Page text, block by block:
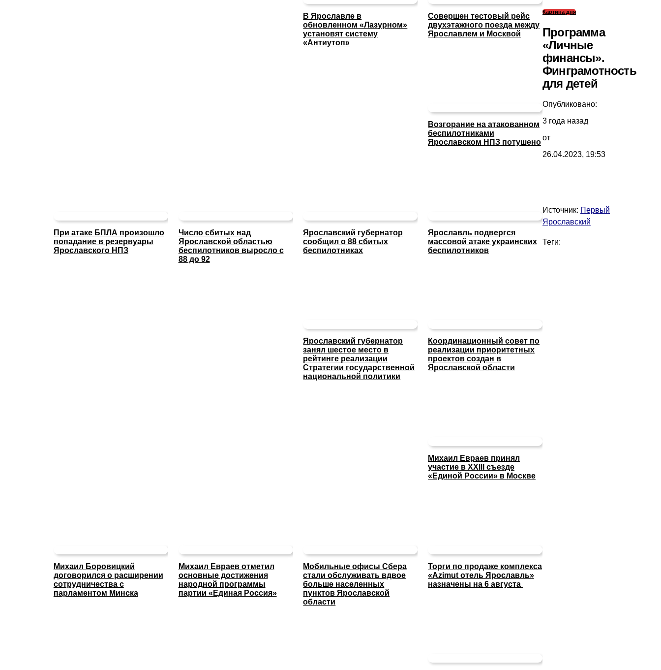
В Ярославле в
обновленном «Лазурном»
установят систему
«Антиутоп»
Совершен тестовый рейс
двухэтажного поезда между
Ярославлем и Москвой
Возгорание на атакованном
беспилотниками
Ярославском НПЗ потушено
При атаке БПЛА произошло
попадание в резервуары
Ярославского НПЗ
Число сбитых над
Ярославской областью
беспилотников выросло с
88 до 92
Ярославский губернатор
сообщил о 88 сбитых
беспилотниках
Ярославль подвергся
массовой атаке украинских
беспилотников
Ярославский губернатор
занял шестое место в
рейтинге реализации
Стратегии государственной
национальной политики
Координационный совет по
реализации приоритетных
проектов создан в
Ярославской области
Михаил Евраев принял
участие в XXIII съезде
«Единой России» в Москве
Михаил Боровицкий
договорился о расширении
сотрудничества с
парламентом Минска
Михаил Евраев отметил
основные достижения
народной программы
партии «Единая Россия»
Мобильные офисы Сбера
стали обслуживать вдвое
больше населенных
пунктов Ярославской
области
Торги по продаже комплекса
«Azimut отель Ярославль»
назначены на 6 августа
Картина дня
Программа
«Личные
финансы».
Финграмотность
для детей
Опубликовано:
3 года назад
от
26.04.2023, 19:53
Источник: Первый
Ярославский
Теги: